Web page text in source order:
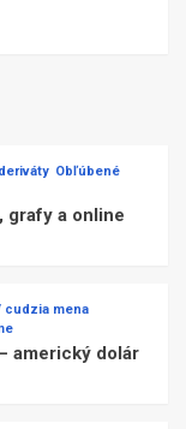
Obľúbené
grafy a online
cudzia mena
americký dolár